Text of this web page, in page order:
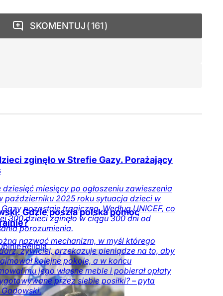
SKOMENTUJ 161
zginęło w Strefie Gazy. Porażający
dziesięć miesięcy po ogłoszeniu zawieszenia
październiku 2025 roku sytuacja dzieci w
pozostaje tragiczna. Według UNICEF, co
300 dzieci zginęło w ciągu 300 dni od
porozumienia.
Religia
Gdzie poszła polska pomoc
nazwać mechanizm, w myśl którego
żywiciel, przekazuje pieniądze na to, aby
kolejne pokoje, a w końcu
mu jego własne meble i pobierał opłaty
przez siebie posiłki? – pyta